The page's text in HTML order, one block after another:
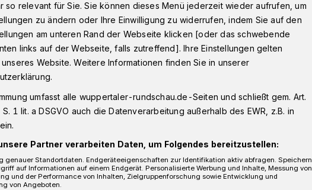
Winchenbachstraße informierte in der
die Polizei, weil dort Jugendliche
zehn Mülltonnen auf die Fahrbahn
um.
so relevant für Sie. Sie können dieses Menü jederzeit wieder aufrufen, um
zu ändern oder Ihre Einwilligung zu widerrufen, indem Sie auf den
am unteren Rand der Webseite klicken [oder das schwebende
links auf der Webseite, falls zutreffend]. Ihre Einstellungen gelten
Website. Weitere Informationen finden Sie in unserer
umfasst alle wuppertaler-rundschau.de-Seiten und schließt gem. Art.
1 lit. a DSGVO auch die Datenverarbeitung außerhalb des EWR, z.B. in
Partner verarbeiten Daten, um Folgendes bereitzustellen:
genauer Standortdaten. Endgeräteeigenschaften zur Identifikation aktiv abfragen. Speichern
auf Informationen auf einem Endgerät. Personalisierte Werbung und Inhalte, Messung von
und der Performance von Inhalten, Zielgruppenforschung sowie Entwicklung und
von Angeboten.